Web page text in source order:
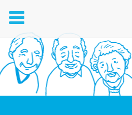
Toggle
navigation